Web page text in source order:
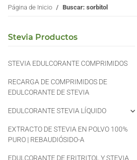
Página de Inicio Buscar: sorbitol
Stevia Productos
STEVIA EDULCORANTE COMPRIMIDOS
RECARGA DE COMPRIMIDOS DE
EDULCORANTE DE STEVIA
EDULCORANTE STEVIA LÍQUIDO
EXTRACTO DE STEVIA EN POLVO 100%
PURO | REBAUDIÓSIDO-A
EDULCORANTE DE ERITRITOL Y STEVIA